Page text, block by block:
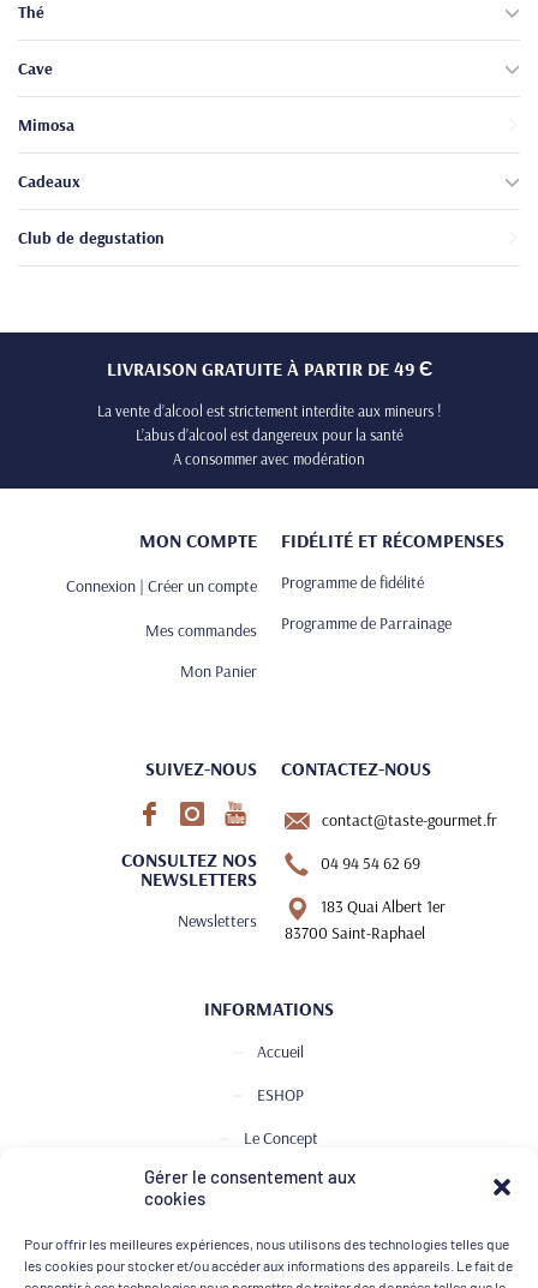
Gérer le consentement aux
cookies
Pour offrir les meilleures expériences, nous utilisons des technologies telles que
les cookies pour stocker et/ou accéder aux informations des appareils. Le fait de
Thé
Cave
Mimosa
Cadeaux
Club de degustation
LIVRAISON GRATUITE À PARTIR DE 49 Є
La vente d’alcool est strictement interdite aux mineurs !
L’abus d’alcool est dangereux pour la santé
A consommer avec modération
MON COMPTE
Connexion | Créer un compte
Mes commandes
Mon Panier
FIDÉLITÉ ET RÉCOMPENSES
Programme de fidélité
Programme de Parrainage
SUIVEZ-NOUS
CONSULTEZ NOS
NEWSLETTERS
Newsletters
CONTACTEZ-NOUS
contact@taste-gourmet.fr
04 94 54 62 69
183 Quai Albert 1er
83700 Saint-Raphael
INFORMATIONS
Accueil
ESHOP
Le Concept
Club de Dégustation
Contact